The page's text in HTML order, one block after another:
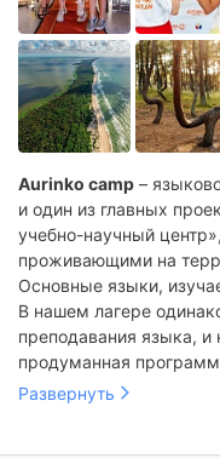
Aurinko camp –
и один из главных
учебно-научный
проживающими на
Основные языки,
В нашем лагере
преподавания языка,
продуманная
сложив все эти
Развернуть